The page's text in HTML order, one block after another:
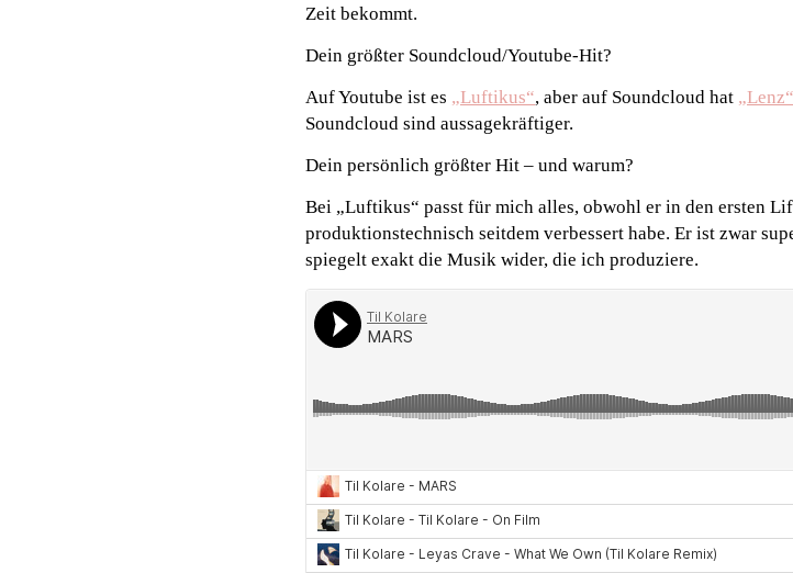
Zeit bekommt.
Dein größter Soundcloud/Youtube-Hit?
Auf Youtube ist es „Luftikus“, aber auf Soundcloud hat „Lenz“
Soundcloud sind aussagekräftiger.
Dein persönlich größter Hit – und warum?
Bei „Luftikus“ passt für mich alles, obwohl er in den ersten
produktionstechnisch seitdem verbessert habe. Er ist zwar
spiegelt exakt die Musik wider, die ich produziere.